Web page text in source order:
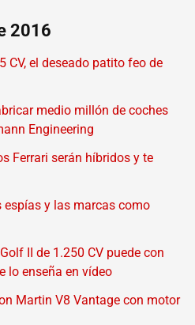
2016
CV, el deseado patito feo de
medio millón de coches
Engineering
Ferrari serán híbridos y te
espías y las marcas como
II de 1.250 CV puede con
lo enseña en vídeo
Martin V8 Vantage con motor